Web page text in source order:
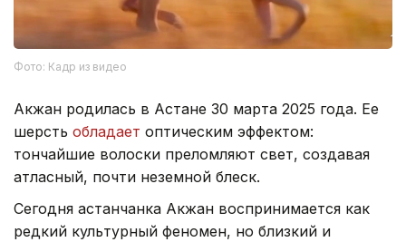
Фото: Кадр из видео
Акжан родилась в Астане 30 марта 2025 года. Ее
шерсть обладает оптическим эффектом:
тончайшие волоски преломляют свет, создавая
атласный, почти неземной блеск.
Сегодня астанчанка Акжан воспринимается как
редкий культурный феномен, но близкий и